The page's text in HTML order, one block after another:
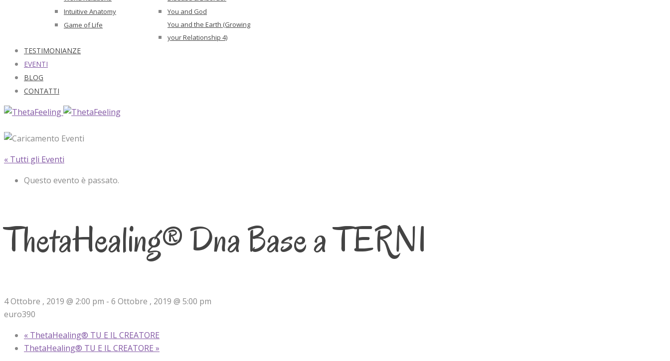
Intuitive Anatomy
Game of Life
You and God
You and the Earth (Growing
your Relationship 4)
TESTIMONIANZE
EVENTI
BLOG
CONTATTI
« Tutti gli Eventi
Questo evento è passato.
ThetaHealing® Dna Base a TERNI
4 Ottobre , 2019 @ 2:00 pm - 6 Ottobre , 2019 @ 5:00 pm
euro390
« ThetaHealing® TU E IL CREATORE
ThetaHealing® TU E IL CREATORE »